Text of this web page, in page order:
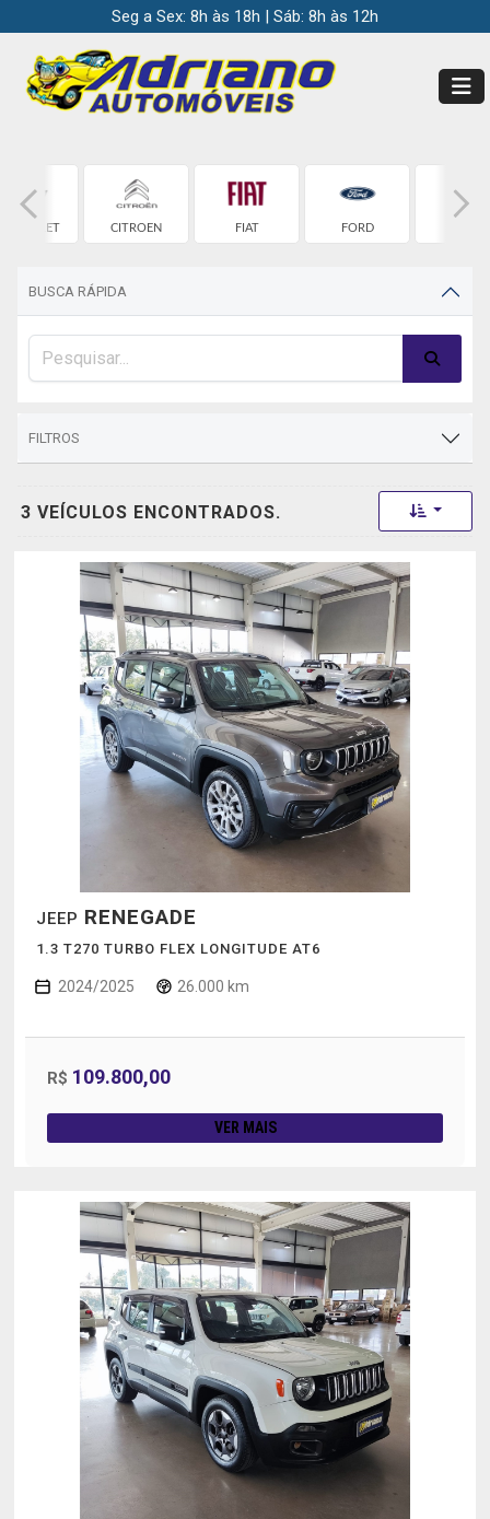
Seg a Sex: 8h às 18h | Sáb: 8h às 12h
CITROEN FIAT FORD
BUSCA RÁPIDA
FILTROS
3 VEÍCULOS ENCONTRADOS. Toggle
JEEP RENEGADE
1.3 T270 TURBO FLEX LONGITUDE AT6
2024/2025 26.000 km
R$ 109.800,00
VER MAIS